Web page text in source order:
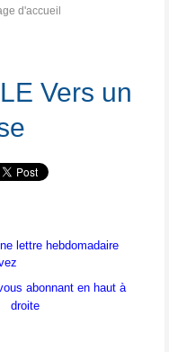
d'accueil
Vers un
lettre hebdomadaire
abonnant en haut à
droite